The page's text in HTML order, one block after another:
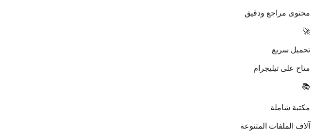
محتوى مراجع ودقيق
🚀
تحميل سريع
متاح على تيليجرام
📚
مكتبة شاملة
آلاف الملفات المتنوعة